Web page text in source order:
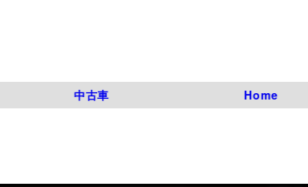
中古車 Home